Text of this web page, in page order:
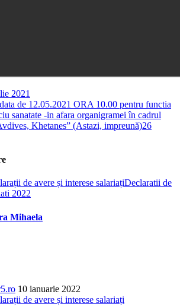
2021
de 12.05.2021 ORA 10.00 pentru functia
sanatate -in afara organigramei în cadrul
Khetanes” (Astazi, impreună)26
de avere și interese salariațiDeclaratii de
2022
Mihaela
10 ianuarie 2022
de avere și interese salariați